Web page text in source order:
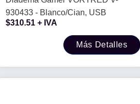
930433 - Blanco/Cian, USB
$310.51 + IVA
Más Detalles